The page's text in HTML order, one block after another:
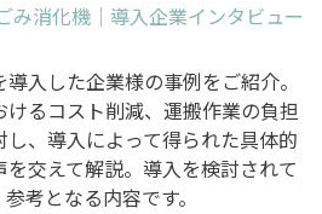
み消化機｜導入企業インタビュー
入した企業様の事例をご紹介。
るコスト削減、運搬作業の負担
、導入によって得られた具体的
交えて解説。導入を検討されて
考となる内容です。